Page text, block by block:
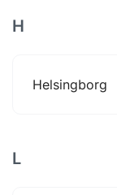
H
Helsingborg
L